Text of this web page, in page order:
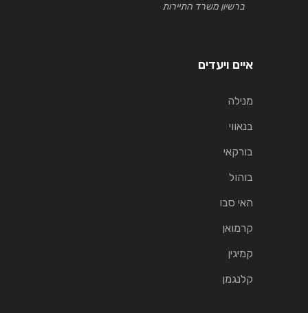
ברשיון משרד התיירות
איים ויעדים
מנילה
בנאווי
בורקאי
בוהול
האי סבו
קרמואן
קמיגין
קלנגמן